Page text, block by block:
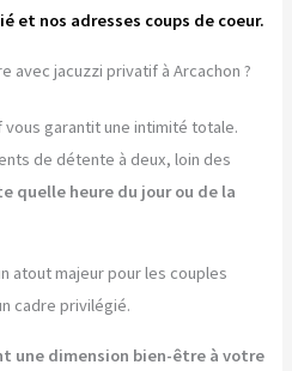
et nos adresses coups de coeur.
avec jacuzzi privatif à Arcachon ?
vous garantit une intimité totale.
de détente à deux, loin des
quelle heure du jour ou de la
atout majeur pour les couples
cadre privilégié.
une dimension bien-être à votre